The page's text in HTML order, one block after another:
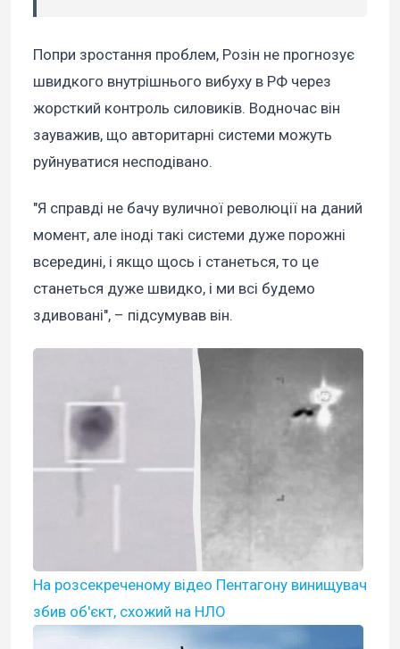
Попри зростання проблем, Розін не прогнозує
швидкого внутрішнього вибуху в РФ через
жорсткий контроль силовиків. Водночас він
зауважив, що авторитарні системи можуть
руйнуватися несподівано.
"Я справді не бачу вуличної революції на даний
момент, але іноді такі системи дуже порожні
всередині, і якщо щось і станеться, то це
станеться дуже швидко, і ми всі будемо
здивовані", – підсумував він.
На розсекреченому відео Пентагону винищувач
збив об'єкт, схожий на НЛО